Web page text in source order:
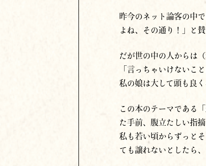
昨今のネット論客の中
よね、その通り！」と賛
だが世の中の人からは
「言っちゃいけないこ
私の娘は大して頭も良
この本のテーマである
た手前、腹立たしい指
私も若い頃からずっと
ても譲れないとしたら